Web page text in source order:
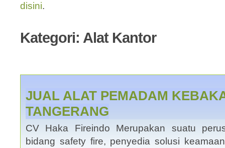
disini.
Kategori: Alat Kantor
JUAL ALAT PEMADAM
TANGERANG
CV Haka Fireindo Merupakan suatu
bidang safety fire, penyedia solusi